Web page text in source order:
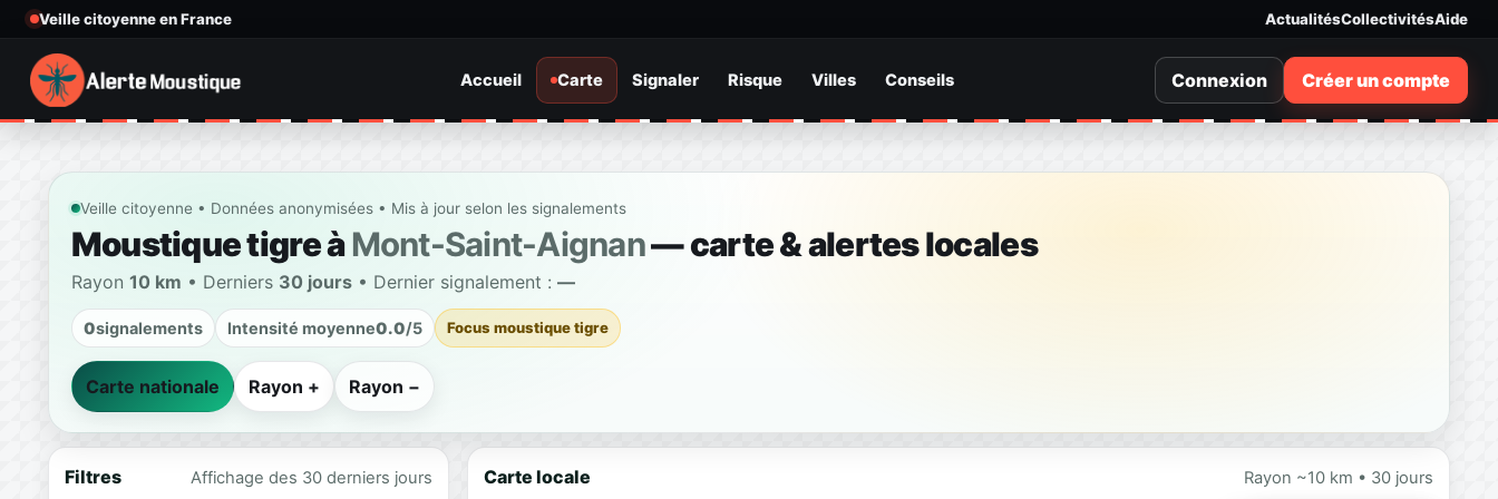
Veille citoyenne en France ActualitésCollectivitésAide
Accueil Carte Signaler Risque Villes Conseils Connexion Créer un compte
Veille citoyenne • Données anonymisées • Mis à jour selon les signalements
Moustique tigre àMont-Saint-Aignan— carte & alertes locales
Rayon 10 km • Derniers 30 jours• Dernier signalement : —
0signalements Intensité moyenne0.0/5 Focus moustique tigre
Carte nationale Rayon + Rayon −
Filtres Affichage des 30 derniers jours Carte locale Rayon ~10 km • 30 jours